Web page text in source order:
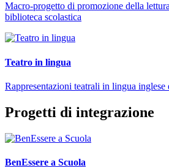
Macro-progetto di promozione della
biblioteca scolastica
Teatro in lingua
Rappresentazioni teatrali in lingua inglese
Progetti di integrazione
BenEssere a Scuola